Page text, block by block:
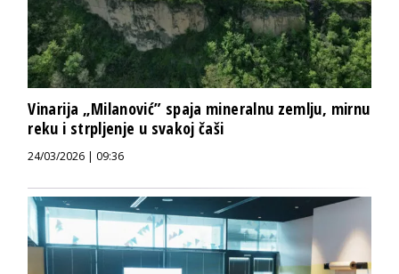
Vinarija „Milanović” spaja mineralnu zemlju, mirnu
reku i strpljenje u svakoj čaši
24/03/2026 | 09:36